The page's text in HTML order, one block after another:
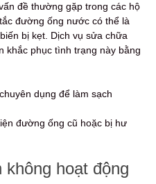
đề thường gặp trong các hộ
đường ống nước có thể là
bị kẹt. Dịch vụ sửa chữa
khắc phục tình trạng này bằng
dụng để làm sạch
đường ống cũ hoặc bị hư
hoạt động